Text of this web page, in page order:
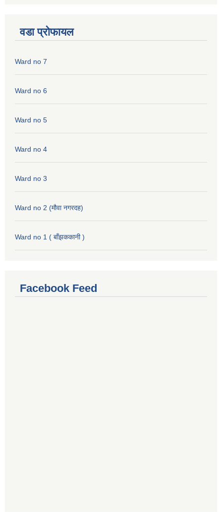
वडा प्रोफायल
Ward no 7
Ward no 6
Ward no 5
Ward no 4
Ward no 3
Ward no 2 (मौवा नगरदह)
Ward no 1 ( बाँझककानी )
Facebook Feed